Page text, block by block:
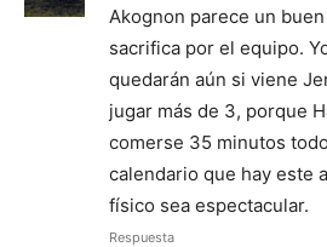
Akognon parece un
sacrifica por el equipo.
quedarán aún si viene
jugar más de 3, porque
comerse 35 minutos
calendario que hay este
físico sea espectacular.
Respuesta